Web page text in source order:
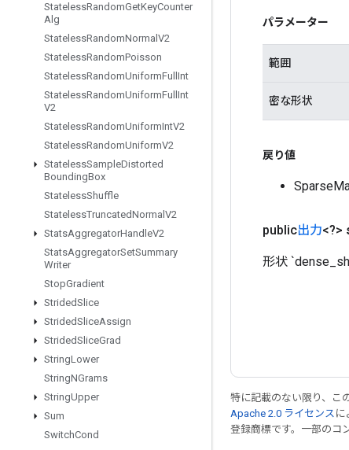
StatelessRandomGetKeyCounter
Alg
StatelessRandomNormal V2
StatelessRandomPoisson
StatelessRandomUniformFull Int
StatelessRandomUniformFull Int
V2
StatelessRandomUniformIntV2
StatelessRandomUniformV2
StatelessSampleDistorted
BoundingBox
StatelessShuffle
StatelessTruncatedNormal V2
StatsAggregatorHandleV2
StatsAggregatorSetSummary
Writer
StopGradient
StridedSlice
StridedSliceAssign
StridedSliceGrad
StringLower
StringNGrams
StringUpper
Sum
SwitchCond
パラメーター
範囲
密な形状
戻り値
public出力<?>
形状
特に記載のない限り、こ
Apache 2.0 ライセンス に
登録商標です。一部のコ